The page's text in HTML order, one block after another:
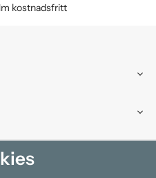
kostnadsfritt